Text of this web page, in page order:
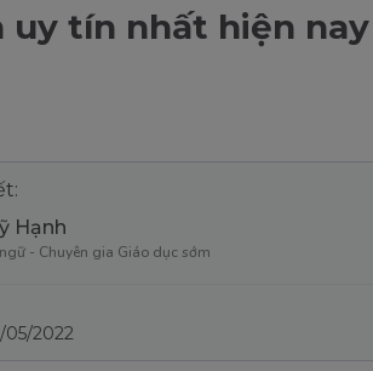
uy tín nhất hiện nay
Hạnh
- Chuyên gia Giáo dục sớm
05/2022